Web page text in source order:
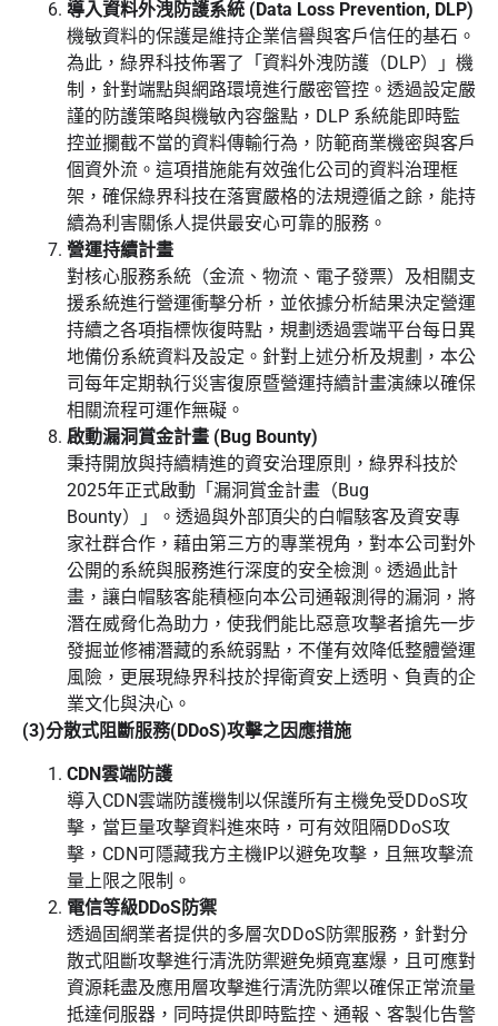
導入資料外洩防護系統 (Data Loss Prevention, DLP)
機敏資料的保護是維持企業信譽與客戶信任的基石。
為此，綠界科技佈署了「資料外洩防護（DLP）」機
制，針對端點與網路環境進行嚴密管控。透過設定嚴
謹的防護策略與機敏內容盤點，DLP 系統能即時監
控並攔截不當的資料傳輸行為，防範商業機密與客戶
個資外流。這項措施能有效強化公司的資料治理框
架，確保綠界科技在落實嚴格的法規遵循之餘，能持
續為利害關係人提供最安心可靠的服務。
營運持續計畫
對核心服務系統（金流、物流、電子發票）及相關支
援系統進行營運衝擊分析，並依據分析結果決定營運
持續之各項指標恢復時點，規劃透過雲端平台每日異
地備份系統資料及設定。針對上述分析及規劃，本公
司每年定期執行災害復原暨營運持續計畫演練以確保
相關流程可運作無礙。
啟動漏洞賞金計畫 (Bug Bounty)
秉持開放與持續精進的資安治理原則，綠界科技於
2025年正式啟動「漏洞賞金計畫（Bug
Bounty）」。透過與外部頂尖的白帽駭客及資安專
家社群合作，藉由第三方的專業視角，對本公司對外
公開的系統與服務進行深度的安全檢測。透過此計
畫，讓白帽駭客能積極向本公司通報測得的漏洞，將
潛在威脅化為助力，使我們能比惡意攻擊者搶先一步
發掘並修補潛藏的系統弱點，不僅有效降低整體營運
風險，更展現綠界科技於捍衛資安上透明、負責的企
業文化與決心。
(3)分散式阻斷服務(DDoS)攻擊之因應措施
CDN雲端防護
導入CDN雲端防護機制以保護所有主機免受DDoS攻
擊，當巨量攻擊資料進來時，可有效阻隔DDoS攻
擊，CDN可隱藏我方主機IP以避免攻擊，且無攻擊流
量上限之限制。
電信等級DDoS防禦
透過固網業者提供的多層次DDoS防禦服務，針對分
散式阻斷攻擊進行清洗防禦避免頻寬塞爆，且可應對
資源耗盡及應用層攻擊進行清洗防禦以確保正常流量
抵達伺服器，同時提供即時監控、通報、客製化告警